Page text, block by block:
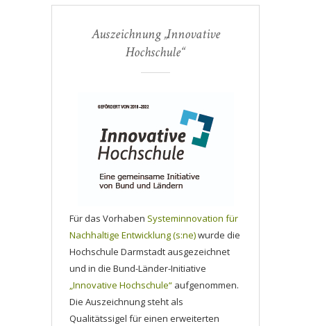
Auszeichnung „Innovative
Hochschule“
Für das Vorhaben Systeminnovation für
Nachhaltige Entwicklung (s:ne)wurde die
Hochschule Darmstadt ausgezeichnet
und in die Bund-Länder-Initiative
„Innovative Hochschule“ aufgenommen.
Die Auszeichnung steht als
Qualitätssigel für einen erweiterten